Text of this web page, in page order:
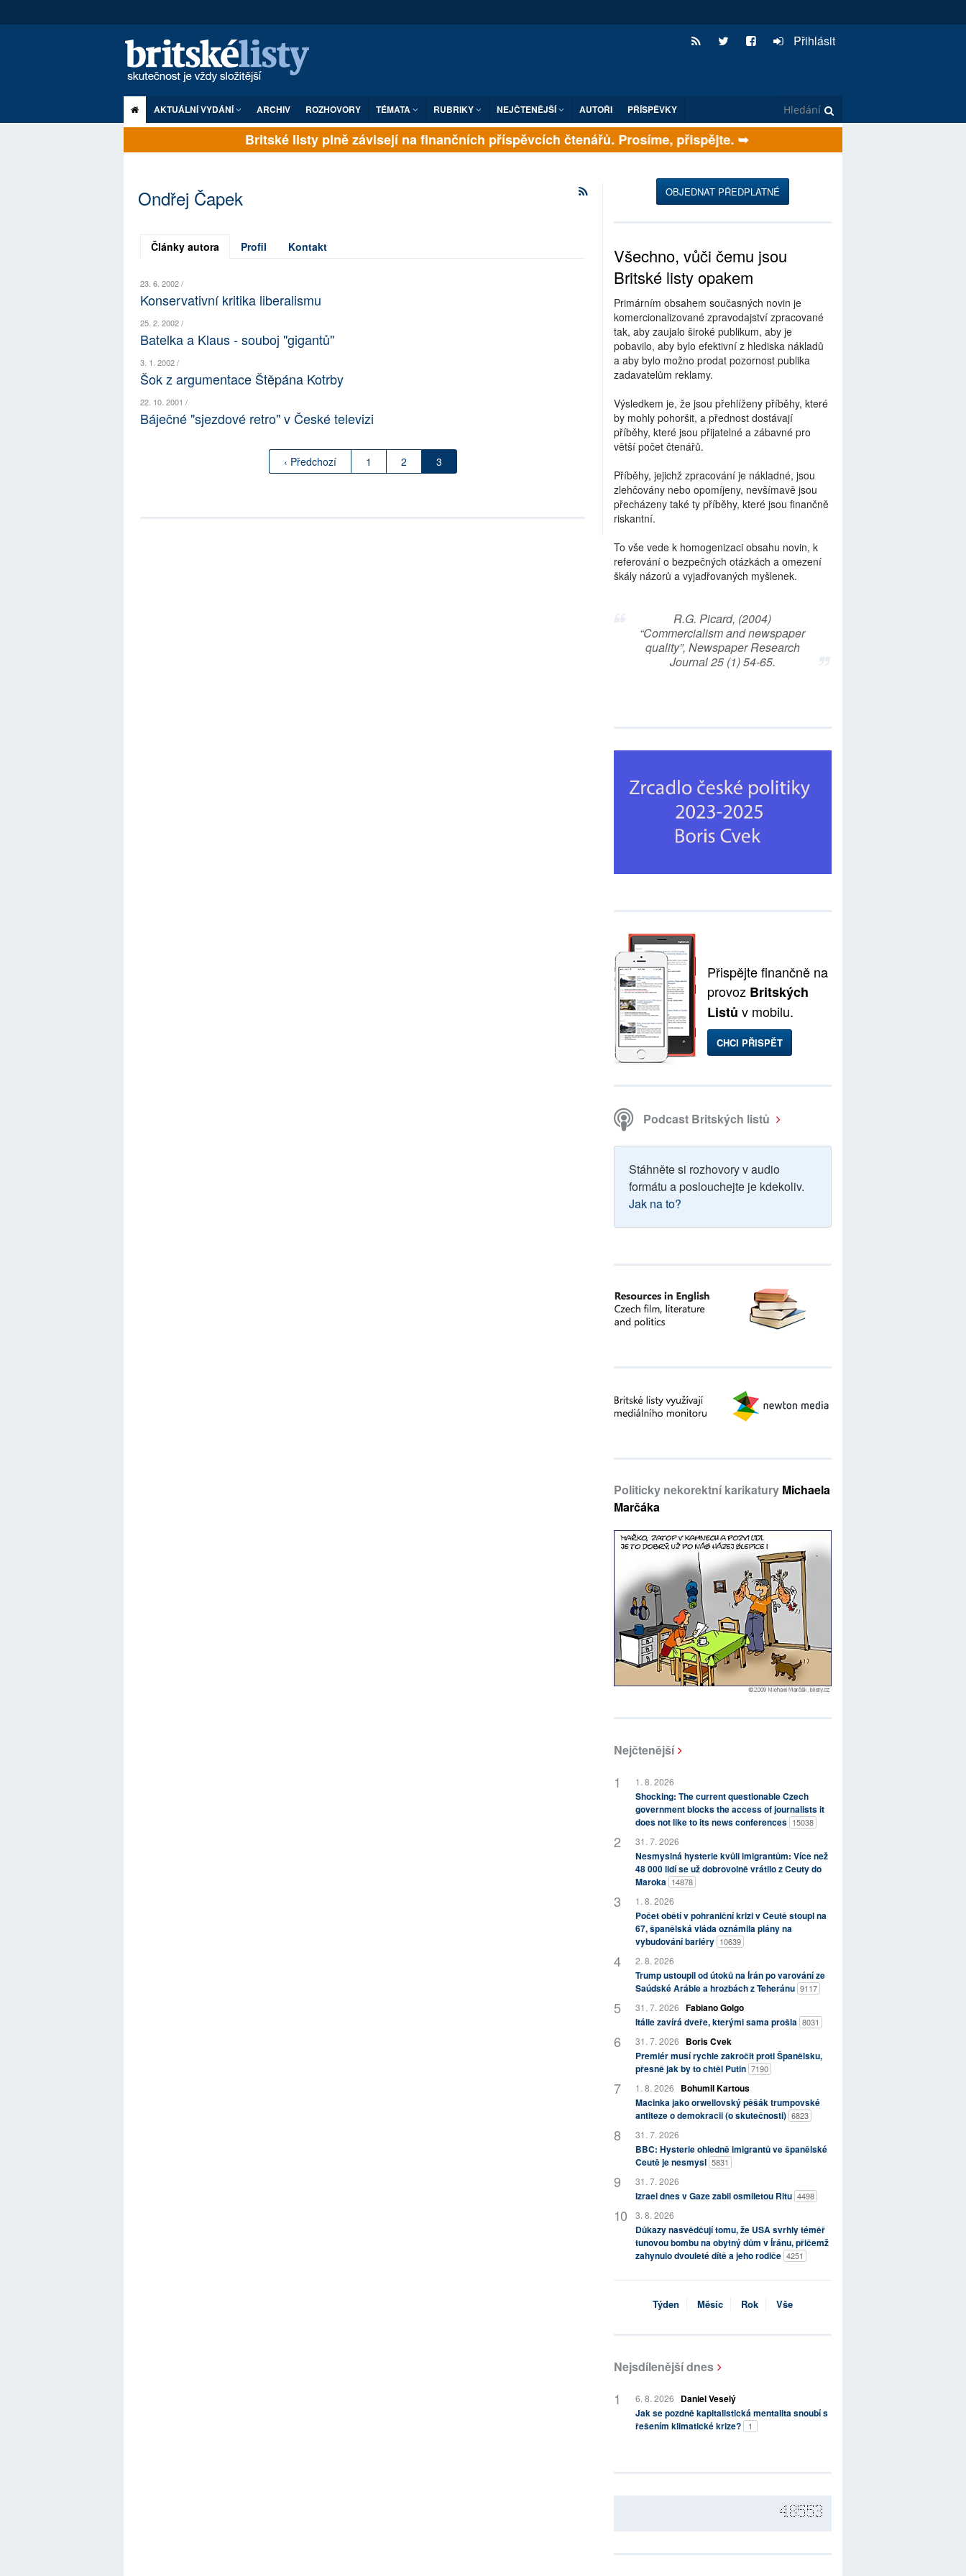
Přihlásit
AKTUÁLNÍ VYDÁNÍ ARCHIV ROZHOVORY TÉMATA RUBRIKY NEJČTENĚJŠÍ AUTOŘI PŘÍSPĚVKY
Britské listy plně závisejí na finančních příspěvcích čtenářů. Prosíme, přispějte. ➥
Ondřej Čapek
Články autora Profil Kontakt
23. 6. 2002 /
Konservativní kritika liberalismu
25. 2. 2002 /
Batelka a Klaus - souboj "gigantů"
3. 1. 2002 /
Šok z argumentace Štěpána Kotrby
22. 10. 2001 /
Báječné "sjezdové retro" v České televizi
‹ Předchozí 1 2 3
OBJEDNAT PŘEDPLATNÉ
Všechno, vůči čemu jsou
Britské listy opakem
Primárním obsahem současných novin je
komercionalizované zpravodajství zpracované
tak, aby zaujalo široké publikum, aby je
pobavilo, aby bylo efektivní z hlediska nákladů
a aby bylo možno prodat pozornost publika
zadavatelům reklamy.
Výsledkem je, že jsou přehlíženy příběhy, které
by mohly pohoršit, a přednost dostávají
příběhy, které jsou přijatelné a zábavné pro
větší počet čtenářů.
Příběhy, jejichž zpracování je nákladné, jsou
zlehčovány nebo opomíjeny, nevšímavě jsou
přecházeny také ty příběhy, které jsou finančně
riskantní.
To vše vede k homogenizaci obsahu novin, k
referování o bezpečných otázkách a omezení
škály názorů a vyjadřovaných myšlenek.
R.G. Picard, (2004)
“Commercialism and newspaper
quality”, Newspaper Research
Journal 25 (1) 54-65.
Přispějte finančně na
provoz Britských
Listů v mobilu.
CHCI PŘISPĚT
Podcast Britských listů
Stáhněte si rozhovory v audio
formátu a poslouchejte je kdekoliv.
Jak na to?
Politicky nekorektní karikatury Michaela
Marčáka
Nejčtenější
1. 8. 2026
Shocking: The current questionable Czech
government blocks the access of journalists it
does not like to its news conferences 15038
31. 7. 2026
Nesmyslná hysterie kvůli imigrantům: Více než
48 000 lidí se už dobrovolně vrátilo z Ceuty do
Maroka 14878
1. 8. 2026
Počet obětí v pohraniční krizi v Ceutě stoupl na
67, španělská vláda oznámila plány na
vybudování bariéry 10639
2. 8. 2026
Trump ustoupil od útoků na Írán po varování ze
Saúdské Arábie a hrozbách z Teheránu 9117
31. 7. 2026 Fabiano Golgo
Itálie zavírá dveře, kterými sama prošla 8031
31. 7. 2026
Boris Cvek
Premiér musí rychle zakročit proti Španělsku,
přesně jak by to chtěl Putin 7190
1. 8. 2026
Bohumil Kartous
Macinka jako orwellovský pěšák trumpovské
antiteze o demokracii (o skutečnosti) 6823
31. 7. 2026
BBC: Hysterie ohledně imigrantů ve španělské
Ceutě je nesmysl 5831
31. 7. 2026
Izrael dnes v Gaze zabil osmiletou Ritu 4498
3. 8. 2026
Důkazy nasvědčují tomu, že USA svrhly téměř
tunovou bombu na obytný dům v Íránu, přičemž
zahynulo dvouleté dítě a jeho rodiče 4251
Týden Měsíc Rok Vše
Nejsdílenější dnes
6. 8. 2026
Daniel Veselý
Jak se pozdně kapitalistická mentalita snoubí s
řešením klimatické krize?
1
48553